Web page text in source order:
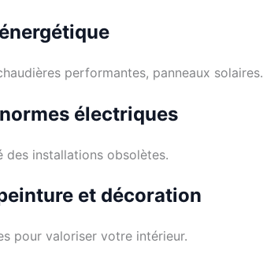
performantes, panneaux solaires.
électriques
des installations obsolètes.
et décoration
pour valoriser votre intérieur.